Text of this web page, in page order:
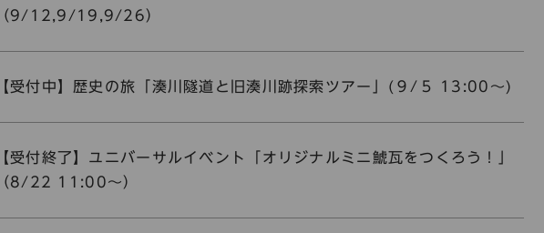
（9/12,9/19,9/26）
【受付中】歴史の旅「湊川隧道と旧湊川跡探索ツアー」(９/５ 13:00～)
【受付終了】ユニバーサルイベント「オリジナルミニ鯱瓦をつくろう！」
（8/22 11:00～）